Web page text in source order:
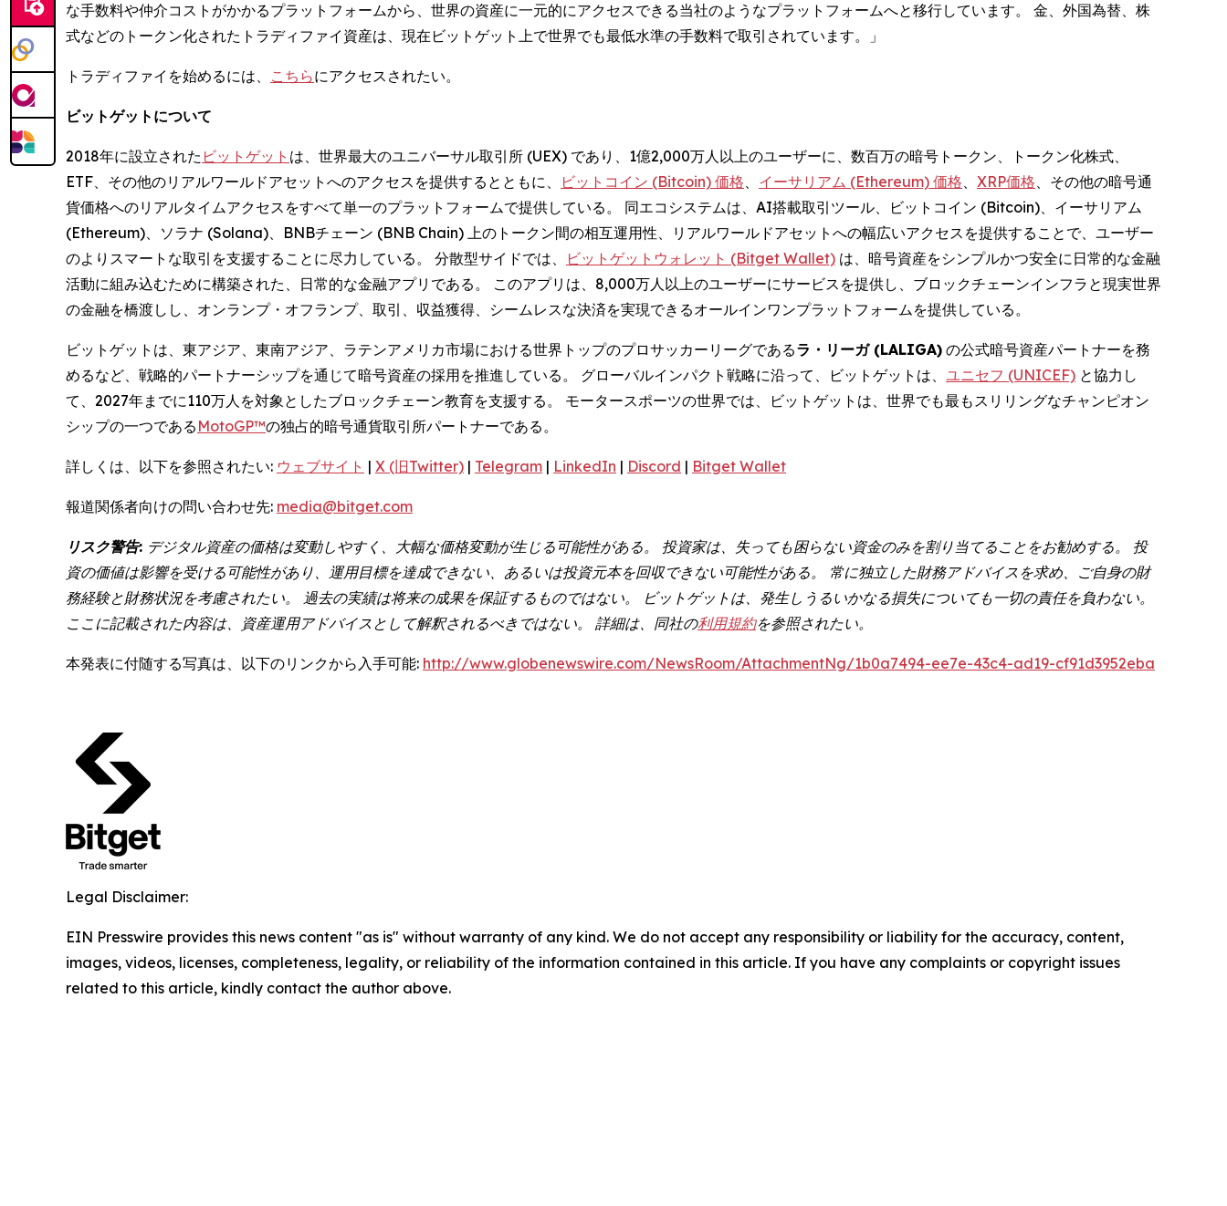
な手数料や仲介コストがかかるプラットフォームから、世界の資産に一元的にアクセスできる当社のようなプラットフォームへと移行しています。 金、外国為替、株
式などのトークン化されたトラディファイ資産は、現在ビットゲット上で世界でも最低水準の手数料で取引されています。」
トラディファイを始めるには、 こちらにアクセスされたい。
ビットゲットについて
2018年に設立された ビットゲット は、世界最大のユニバーサル取引所 (UEX) であり、1億2,000万人以上のユーザーに、数百万の暗号トークン、トークン化株式、
ETF、その他のリアルワールドアセットへのアクセスを提供するとともに、
ビットコイン (Bitcoin) 価格、 イーサリアム (Ethereum) 価格、 XRP価格、その他の暗号通
貨価格へのリアルタイムアクセスをすべて単一のプラットフォームで提供している。 同エコシステムは、AI搭載取引ツール、ビットコイン (Bitcoin)、イーサリアム
(Ethereum)、ソラナ (Solana)、BNBチェーン (BNB Chain) 上のトークン間の相互運用性、リアルワールドアセットへの幅広いアクセスを提供することで、ユーザー
のよりスマートな取引を支援することに尽力している。 分散型サイドでは、
ビットゲットウォレット (Bitget Wallet) は、暗号資産をシンプルかつ安全に日常的な金融
活動に組み込むために構築された、日常的な金融アプリである。 このアプリは、8,000万人以上のユーザーにサービスを提供し、ブロックチェーンインフラと現実世界
の金融を橋渡しし、オンランプ・オフランプ、取引、収益獲得、シームレスな決済を実現できるオールインワンプラットフォームを提供している。
ビットゲットは、東アジア、東南アジア、ラテンアメリカ市場における世界トップのプロサッカーリーグであるラ・リーガ (LALIGA) の公式暗号資産パートナーを務
めるなど、戦略的パートナーシップを通じて暗号資産の採用を推進している。 グローバルインパクト戦略に沿って、ビットゲットは、 ユニセフ (UNICEF) と協力し
て、2027年までに110万人を対象としたブロックチェーン教育を支援する。 モータースポーツの世界では、ビットゲットは、世界でも最もスリリングなチャンピオン
シップの一つである MotoGP™の独占的暗号通貨取引所パートナーである。
詳しくは、以下を参照されたい: ウェブサイト | X (旧Twitter) | Telegram | LinkedIn | Discord | Bitget Wallet
報道関係者向けの問い合わせ先: media@bitget.com
リスク警告: デジタル資産の価格は変動しやすく、大幅な価格変動が生じる可能性がある。 投資家は、失っても困らない資金のみを割り当てることをお勧めする。 投
資の価値は影響を受ける可能性があり、運用目標を達成できない、あるいは投資元本を回収できない可能性がある。 常に独立した財務アドバイスを求め、ご自身の財
務経験と財務状況を考慮されたい。 過去の実績は将来の成果を保証するものではない。 ビットゲットは、発生しうるいかなる損失についても一切の責任を負わない。
ここに記載された内容は、資産運用アドバイスとして解釈されるべきではない。 詳細は、同社の利用規約を参照されたい。
本発表に付随する写真は、以下のリンクから入手可能: http://www.globenewswire.com/NewsRoom/AttachmentNg/1b0a7494-ee7e-43c4-ad19-cf91d3952eba
Legal Disclaimer:
EIN Presswire provides this news content "as is" without warranty of any kind. We do not accept any responsibility or liability for the accuracy, content,
images, videos, licenses, completeness, legality, or reliability of the information contained in this article. If you have any complaints or copyright issues
related to this article, kindly contact the author above.